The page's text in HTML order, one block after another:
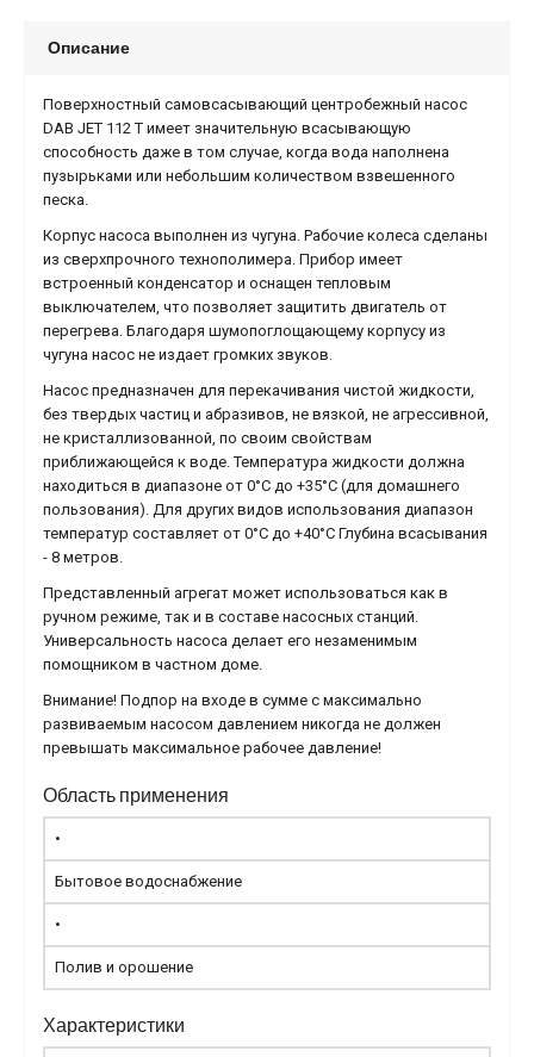
Описание
Поверхностный самовсасывающий центробежный насос
DAB JET 112 T имеет значительную всасывающую
способность даже в том случае, когда вода наполнена
пузырьками или небольшим количеством взвешенного
песка.
Корпус насоса выполнен из чугуна. Рабочие колеса сделаны
из сверхпрочного технополимера. Прибор имеет
встроенный конденсатор и оснащен тепловым
выключателем, что позволяет защитить двигатель от
перегрева. Благодаря шумопоглощающему корпусу из
чугуна насос не издает громких звуков.
Насос предназначен для перекачивания чистой жидкости,
без твердых частиц и абразивов, не вязкой, не агрессивной,
не кристаллизованной, по своим свойствам
приближающейся к воде. Температура жидкости должна
находиться в диапазоне от 0°С до +35°С (для домашнего
пользования). Для других видов использования диапазон
температур составляет от 0°С до +40°С Глубина всасывания
- 8 метров.
Представленный агрегат может использоваться как в
ручном режиме, так и в составе насосных станций.
Универсальность насоса делает его незаменимым
помощником в частном доме.
Внимание! Подпор на входе в сумме с максимально
развиваемым насосом давлением никогда не должен
превышать максимальное рабочее давление!
Область применения
•
Бытовое водоснабжение
•
Полив и орошение
Характеристики